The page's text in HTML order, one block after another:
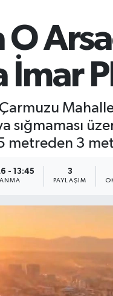
İmar
sığmaması
metreden 3
- 13:45 3
PAYLAŞIM